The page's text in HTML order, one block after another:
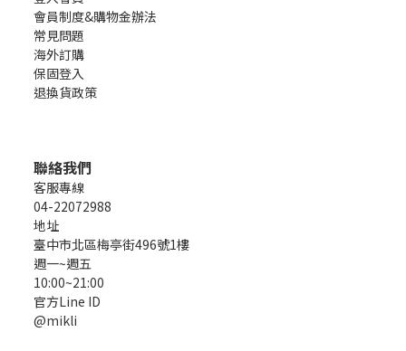
會員制度&購物金辦法
常見問題
海外訂購
保固登入
退換貨政策
聯絡我們
客服專線
04-22072988
地址
臺中市北區梅亭街496號1樓
週一~週五
10:00~21:00
官方Line ID
@mikli